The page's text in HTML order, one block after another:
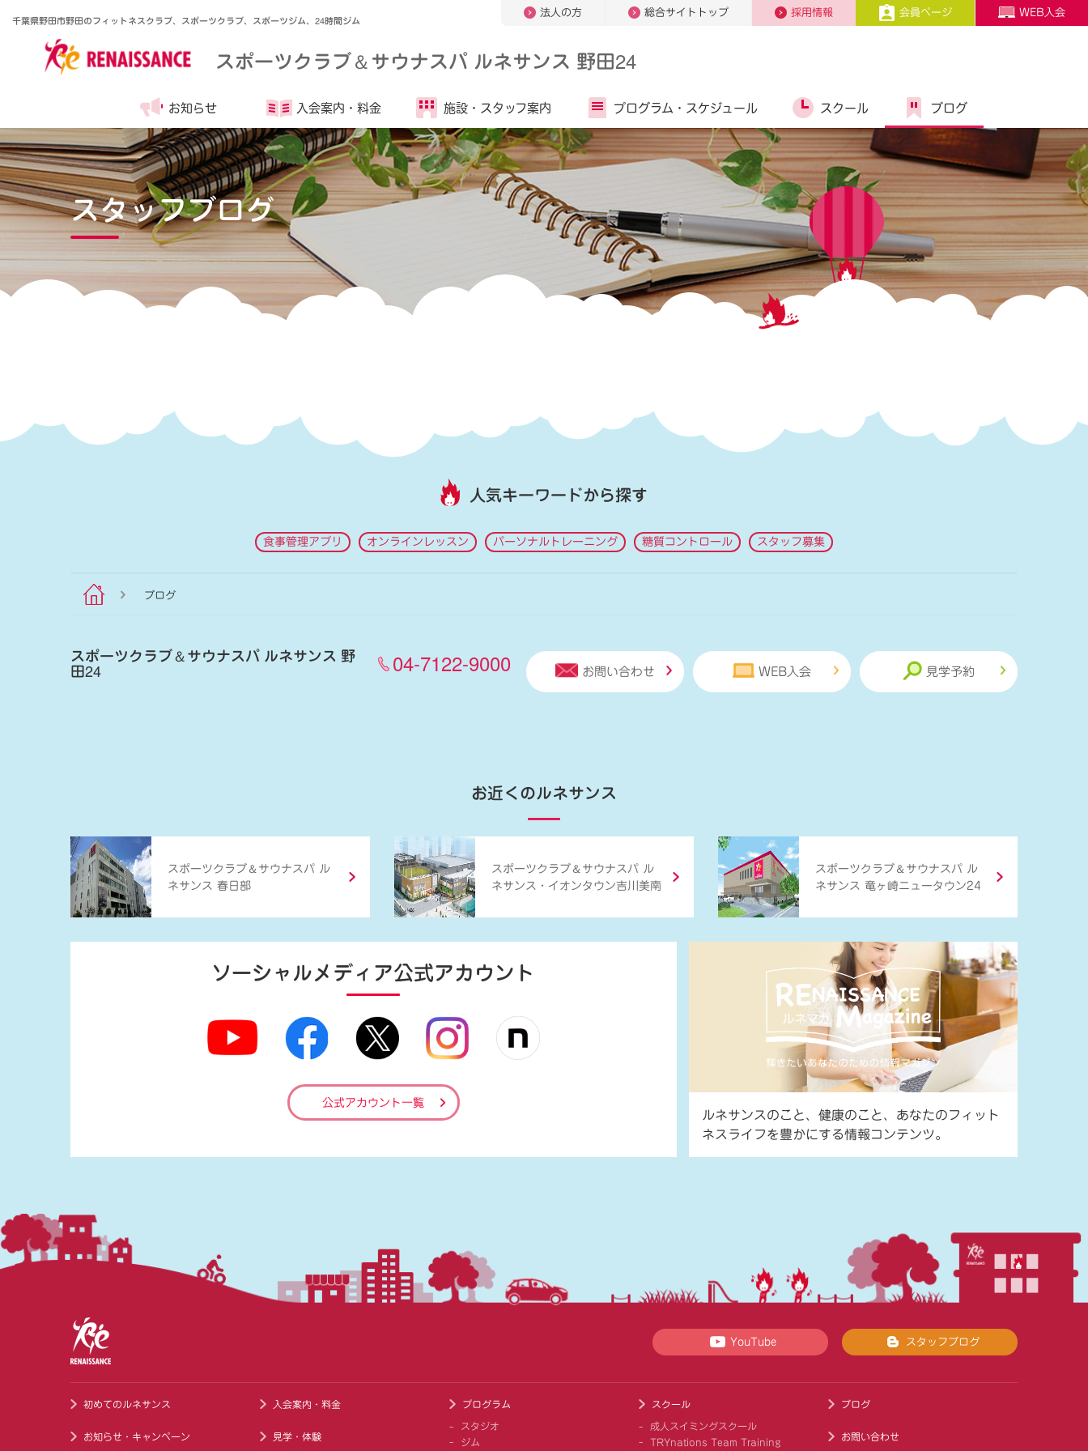
千葉県野田市野田のフィットネスクラブ、スポーツクラブ、スポーツジム、24時間ジム
法人の方 総合サイトトップ 採用情報 会員ページ WEB入会
スポーツクラブ＆サウナスパ ルネサンス 野田24
お知らせ 入会案内・ 料金 施設・ スタッフ案内 プログラム・ スケジュール スクール ブログ
スタッフブログ
人気キーワードから探す
食事管理アプリ オンラインレッスン パーソナルトレーニング 糖質コントロール スタッフ募集
ブログ
スポーツクラブ＆サウナスパ ルネサンス 野
田24 04-7122-9000 お問い合わせ WEB入会 見学予約
お近くのルネサンス
スポーツクラブ ＆ サウナスパ ル
ネサンス 春日部
スポーツクラブ ＆ サウナスパ ル
ネサンス・イオンタウン吉川美南
スポーツクラブ ＆ サウナスパ ル
ネサンス 竜ヶ崎ニュータウン24
ソーシャルメディア公式アカウント
公式アカウント一覧
ルネサンスのこと、健康のこと、あなたのフィット
ネスライフを豊かにする情報コンテンツ。
YouTube スタッフブログ
初めてのルネサンス
お知らせ・キャンペーン
入会案内・料金
見学・体験
プログラム
スタジオ
ジム
スクール
成人スイミングスクール
TRYnations Team Training
ブログ
お問い合わせ